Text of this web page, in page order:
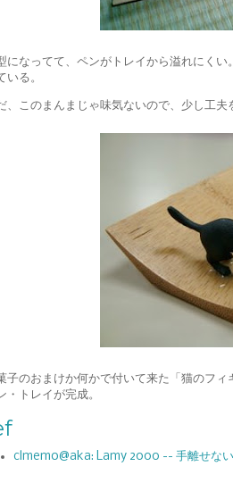
になってて、ペンがトレイから溢れにく
いる。
、このまんまじゃ味気ないので、少し工夫
子のおまけか何かで付いて来た「猫のフ
・トレイが完成。
clmemo@aka: Lamy 2000 -- 手離せな